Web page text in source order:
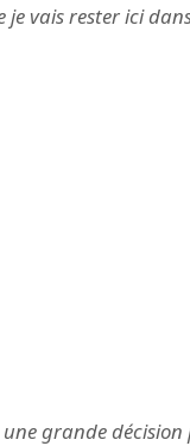
je vais rester ici
une grande